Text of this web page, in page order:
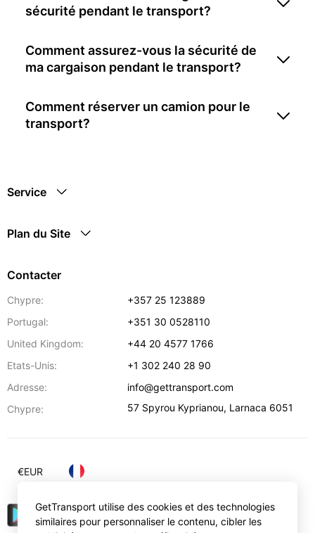
sécurité pendant le transport?
Comment assurez-vous la sécurité de
ma cargaison pendant le transport?
Comment réserver un camion pour le
transport?
Service
Plan du Site
Contacter
Chypre:
+357 25 123889
Portugal:
+351 30 0528110
United Kingdom:
+44 20 4577 1766
Etats-Unis:
+1 302 240 28 90
Adresse:
info@gettransport.com
Chypre:
57 Spyrou Kyprianou, Larnaca 6051
€EUR
GetTransport utilise des cookies et des technologies
similaires pour personnaliser le contenu, cibler les